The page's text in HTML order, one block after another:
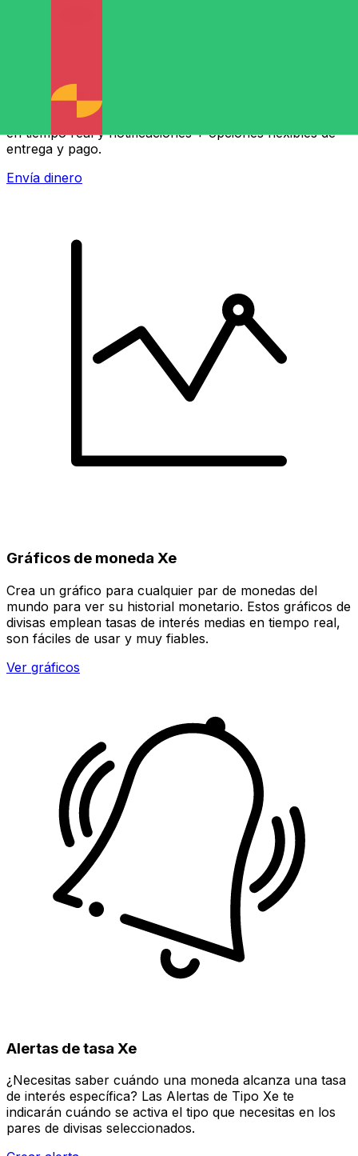
Transferencia Internacional de Dinero Xe
Envía dinero online rápido, seguro y fácil. Seguimiento
en tiempo real y notificaciones + opciones flexibles de
entrega y pago.
Envía dinero
Gráficos de moneda Xe
Crea un gráfico para cualquier par de monedas del
mundo para ver su historial monetario. Estos gráficos de
divisas emplean tasas de interés medias en tiempo real,
son fáciles de usar y muy fiables.
Ver gráficos
Alertas de tasa Xe
¿Necesitas saber cuándo una moneda alcanza una tasa
de interés específica? Las Alertas de Tipo Xe te
indicarán cuándo se activa el tipo que necesitas en los
pares de divisas seleccionados.